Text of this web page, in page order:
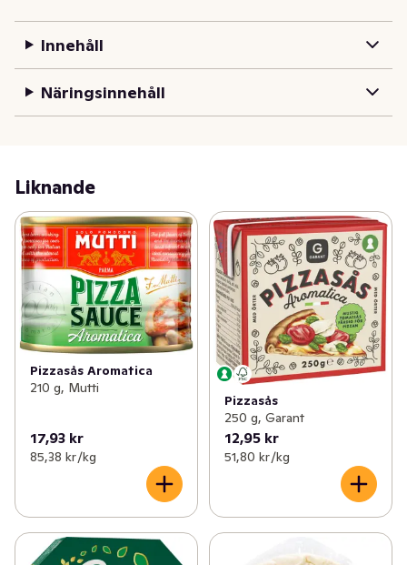
Innehåll
Näringsinnehåll
Liknande
Pizzasås Aromatica
210 g, Mutti
17,93 kr
85,38 kr /kg
Pizzasås
250 g, Garant
12,95 kr
51,80 kr /kg